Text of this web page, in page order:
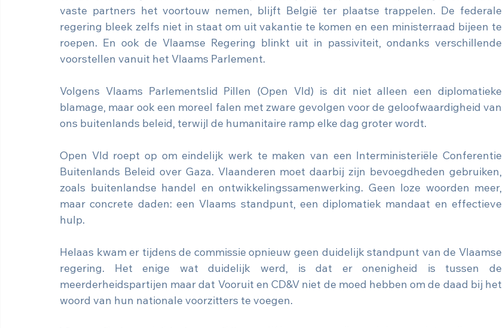
vaste partners het voortouw nemen, blijft België ter plaatse trappelen. De federale
regering bleek zelfs niet in staat om uit vakantie te komen en een ministerraad bijeen te
roepen. En ook de Vlaamse Regering blinkt uit in passiviteit, ondanks verschillende
voorstellen vanuit het Vlaams Parlement.
Volgens Vlaams Parlementslid Pillen (Open Vld) is dit niet alleen een diplomatieke
blamage, maar ook een moreel falen met zware gevolgen voor de geloofwaardigheid van
ons buitenlands beleid, terwijl de humanitaire ramp elke dag groter wordt.
Open Vld roept op om eindelijk werk te maken van een Interministeriële Conferentie
Buitenlands Beleid over Gaza. Vlaanderen moet daarbij zijn bevoegdheden gebruiken,
zoals buitenlandse handel en ontwikkelingssamenwerking. Geen loze woorden meer,
maar concrete daden: een Vlaams standpunt, een diplomatiek mandaat en effectieve
hulp.
Helaas kwam er tijdens de commissie opnieuw geen duidelijk standpunt van de Vlaamse
regering. Het enige wat duidelijk werd, is dat er onenigheid is tussen de
meerderheidspartijen maar dat Vooruit en CD&V niet de moed hebben om de daad bij het
woord van hun nationale voorzitters te voegen.